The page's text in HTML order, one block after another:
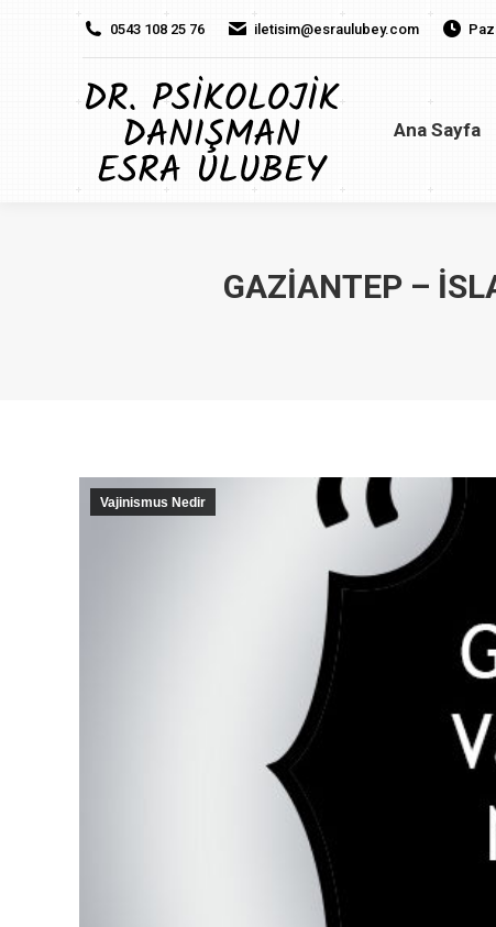
0543 108 25 76 iletisim@esraulubey.com
Ana Sayfa
GAZIANTEP –
Vajinismus Nedir
Ana Sayfa